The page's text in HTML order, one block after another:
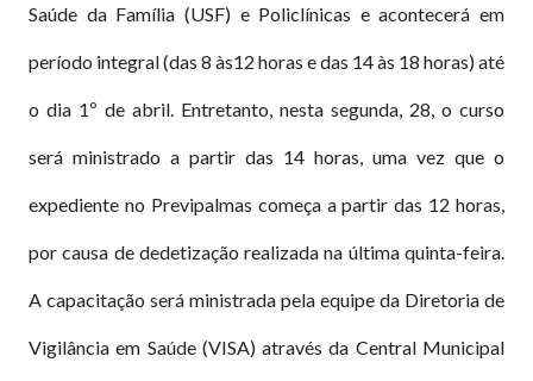
Saúde da Família (USF) e Policlínicas e acontecerá em
período integral (das 8 às12 horas e das 14 às 18 horas) até
o dia 1º de abril. Entretanto, nesta segunda, 28, o curso
será ministrado a partir das 14 horas, uma vez que o
expediente no Previpalmas começa a partir das 12 horas,
por causa de dedetização realizada na última quinta-feira.
A capacitação será ministrada pela equipe da Diretoria de
Vigilância em Saúde (VISA) através da Central Municipal